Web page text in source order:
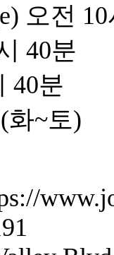
오전
40분
40분
화~토)